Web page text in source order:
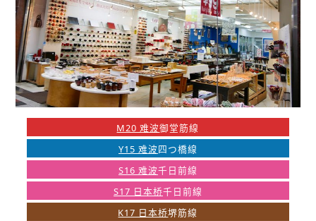
M20 难波御堂筋線
Y15 难波四つ橋線
S16 难波千日前線
S17 日本桥千日前線
K17 日本桥堺筋線